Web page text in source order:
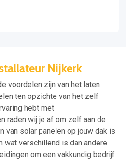
Nijkerk
voordelen zijn van het laten
ten opzichte van het zelf
hebt met
raden wij je af om zelf aan de
van solar panelen op jouw dak is
wat verschillend is dan andere
om een vakkundig bedrijf